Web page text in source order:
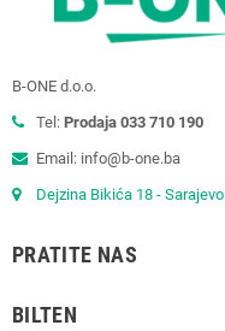
B-ONE d.o.o.
Tel: Prodaja 033 710 190
Email: info@b-one.ba
Dejzina Bikića 18 - Sarajevo
PRATITE NAS
BILTEN